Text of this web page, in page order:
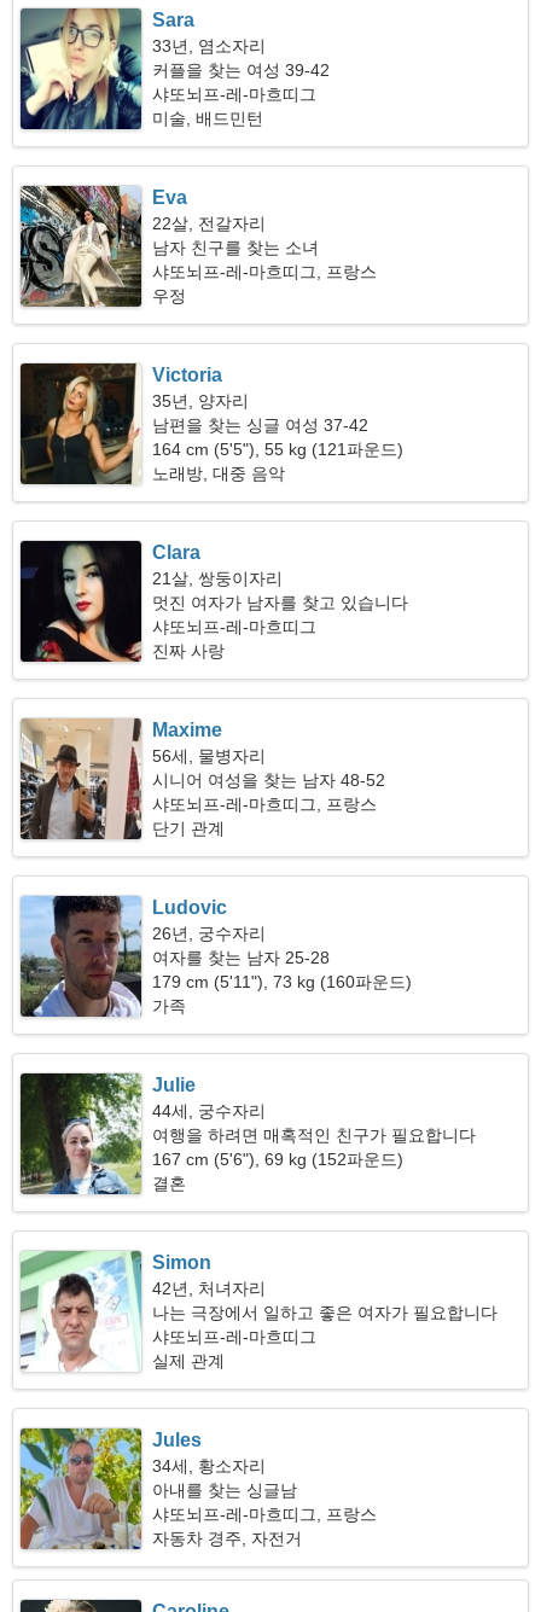
Sara
33년, 염소자리
커플을 찾는 여성 39-42
샤또뇌프-레-마흐띠그
미술, 배드민턴
Eva
22살, 전갈자리
남자 친구를 찾는 소녀
샤또뇌프-레-마흐띠그, 프랑스
우정
Victoria
35년, 양자리
남편을 찾는 싱글 여성 37-42
164 cm (5'5"), 55 kg (121파운드)
노래방, 대중 음악
Clara
21살, 쌍둥이자리
멋진 여자가 남자를 찾고 있습니다
샤또뇌프-레-마흐띠그
진짜 사랑
Maxime
56세, 물병자리
시니어 여성을 찾는 남자 48-52
샤또뇌프-레-마흐띠그, 프랑스
단기 관계
Ludovic
26년, 궁수자리
여자를 찾는 남자 25-28
179 cm (5'11"), 73 kg (160파운드)
가족
Julie
44세, 궁수자리
여행을 하려면 매혹적인 친구가 필요합니다
167 cm (5'6"), 69 kg (152파운드)
결혼
Simon
42년, 처녀자리
나는 극장에서 일하고 좋은 여자가 필요합니다
샤또뇌프-레-마흐띠그
실제 관계
Jules
34세, 황소자리
아내를 찾는 싱글남
샤또뇌프-레-마흐띠그, 프랑스
자동차 경주, 자전거